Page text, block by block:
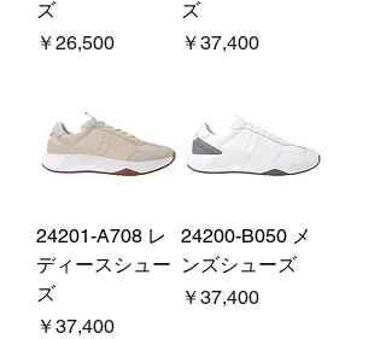
ズ
価格
￥26,500
ズ
価格
￥37,400
24201-A708 レ
ディースシュー
ズ
価格
￥37,400
24200-B050 メ
ンズシューズ
価格
￥37,400